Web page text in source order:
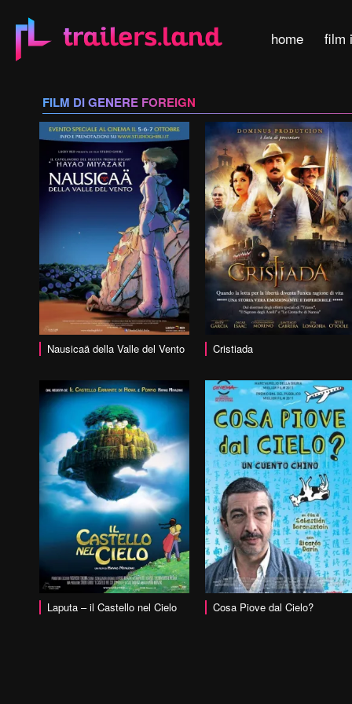
home film
FILM DI GENERE FOREIGN
Nausicaä della Valle del Vento
vai alla scheda Cristiadavai alla scheda
Laputa – il Castello nel Cielo
vai alla scheda Cosa Piove dal Cielo?
vai alla scheda